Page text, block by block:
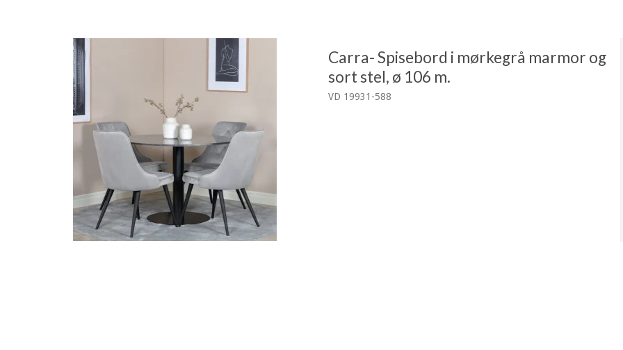
Carra- Spisebord i mørkegrå marmor og
sort stel, ø 106 m.
VD 19931-588